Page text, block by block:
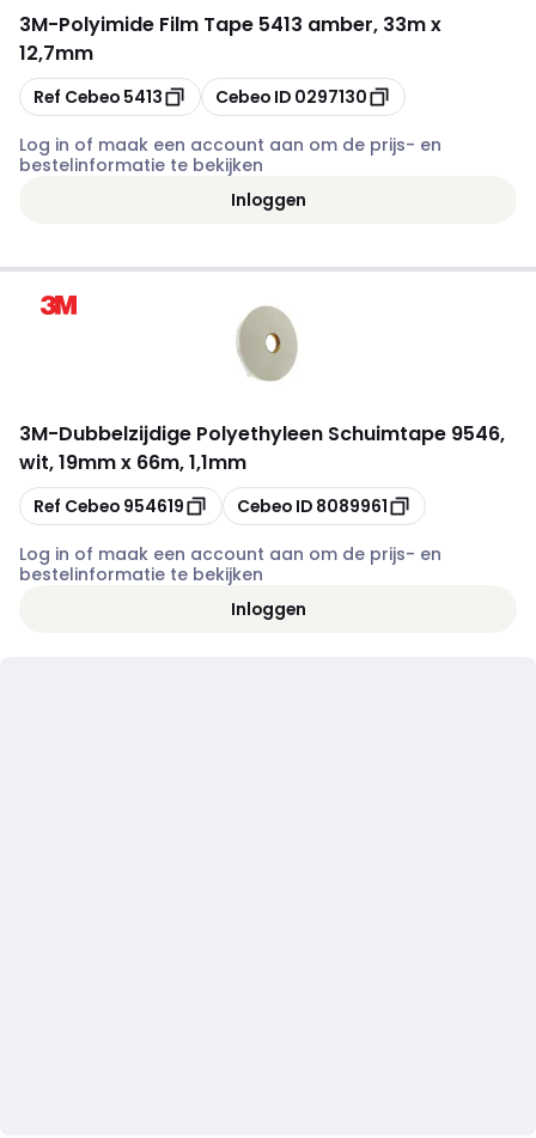
3M-Polyimide Film Tape 5413 amber, 33m x
12,7mm
Kopiëren
Ref Cebeo 5413 Kopiëren
Cebeo ID 0297130
Log in of maak een account aan om de prijs- en
bestelinformatie te bekijken
Inloggen
3M-Dubbelzijdige Polyethyleen Schuimtape 9546,
wit, 19mm x 66m, 1,1mm
Kopiëren
Ref Cebeo 954619 Kopiëren
Cebeo ID 8089961
Log in of maak een account aan om de prijs- en
bestelinformatie te bekijken
Inloggen